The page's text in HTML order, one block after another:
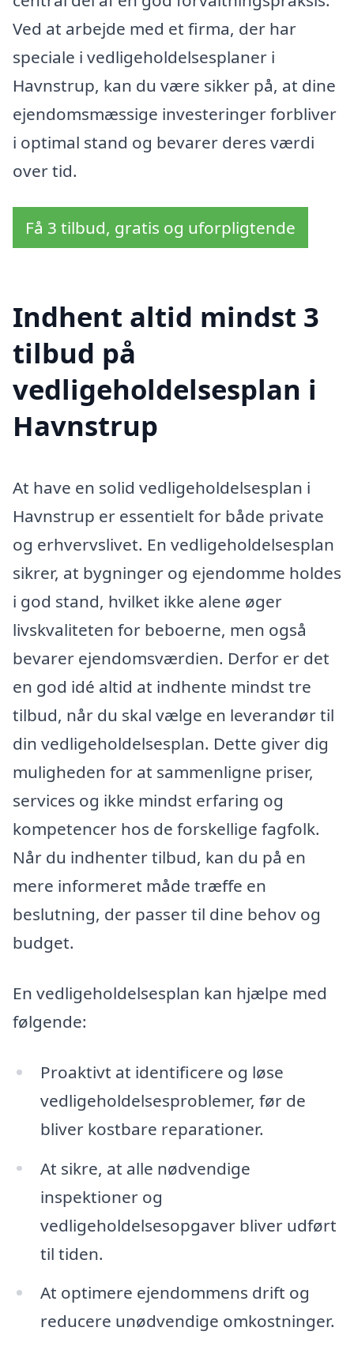
Ved at arbejde med et firma, der har
speciale i vedligeholdelsesplaner i
Havnstrup, kan du være sikker på, at dine
ejendomsmæssige investeringer forbliver
i optimal stand og bevarer deres værdi
over tid.
Få 3 tilbud, gratis og uforpligtende
Indhent altid mindst 3
tilbud på
vedligeholdelsesplan i
Havnstrup
At have en solid vedligeholdelsesplan i
Havnstrup er essentielt for både private
og erhvervslivet. En vedligeholdelsesplan
sikrer, at bygninger og ejendomme holdes
i god stand, hvilket ikke alene øger
livskvaliteten for beboerne, men også
bevarer ejendomsværdien. Derfor er det
en god idé altid at indhente mindst tre
tilbud, når du skal vælge en leverandør til
din vedligeholdelsesplan. Dette giver dig
muligheden for at sammenligne priser,
services og ikke mindst erfaring og
kompetencer hos de forskellige fagfolk.
Når du indhenter tilbud, kan du på en
mere informeret måde træffe en
beslutning, der passer til dine behov og
budget.
En vedligeholdelsesplan kan hjælpe med
følgende:
Proaktivt at identificere og løse
vedligeholdelsesproblemer, før de
bliver kostbare reparationer.
At sikre, at alle nødvendige
inspektioner og
vedligeholdelsesopgaver bliver udført
til tiden.
At optimere ejendommens drift og
reducere unødvendige omkostninger.